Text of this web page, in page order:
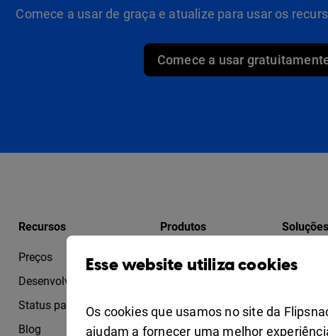
Comece a usar de graça e atualize para usar os
Comece a usar
Recursos
Preços
Desenvolvedores
Status page
Blog
Produtos
Design Studio
Soluções
For
Esse website utiliza cookies
Os cookies que usamos no site da
ajudam a fornecer uma melhor